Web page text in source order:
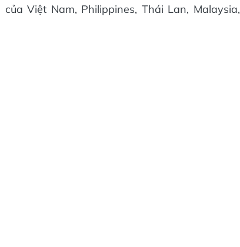
Việt Nam, Philippines, Thái Lan, Malaysia,